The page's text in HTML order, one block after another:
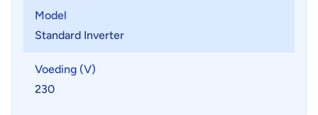
Model
Standard Inverter
Voeding (V)
230